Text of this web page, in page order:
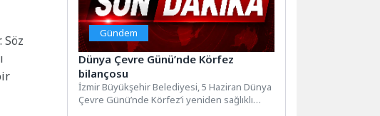
Gündem
Dünya Çevre Günü’nde Körfez
bilançosu
İzmir Büyükşehir Belediyesi, 5 Haziran Dünya
Çevre Günü’nde Körfez’i yeniden sağlıklı